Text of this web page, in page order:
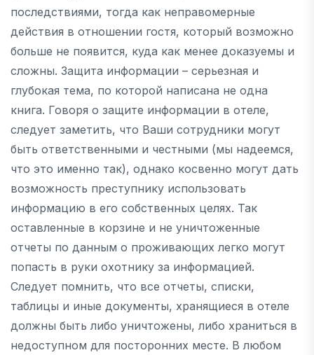
последствиями, тогда как неправомерные
действия в отношении гостя, который возможно
больше не появится, куда как менее доказуемы и
сложны. Защита информации – серьезная и
глубокая тема, по которой написана не одна
книга. Говоря о защите информации в отеле,
следует заметить, что Ваши сотрудники могут
быть ответственными и честными (мы надеемся,
что это именно так), однако косвенно могут дать
возможность преступнику использовать
информацию в его собственных целях. Так
оставленные в корзине и не уничтоженные
отчеты по данным о проживающих легко могут
попасть в руки охотнику за информацией.
Следует помнить, что все отчеты, списки,
таблицы и иные документы, хранящиеся в отеле
должны быть либо уничтожены, либо храниться в
недоступном для посторонних месте. В любом